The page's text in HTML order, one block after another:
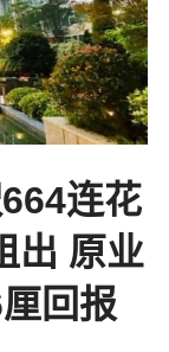
连花
出 原业
回报